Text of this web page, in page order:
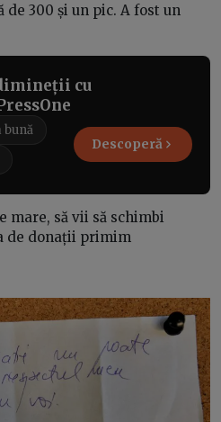
300 și un pic. A fost un
cu
bună
Descoperă
mare, să vii să schimbi
de donații primim